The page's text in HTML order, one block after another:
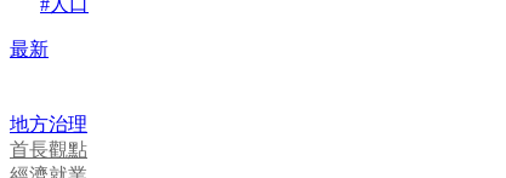
#人口
最新
地方治理
首長觀點